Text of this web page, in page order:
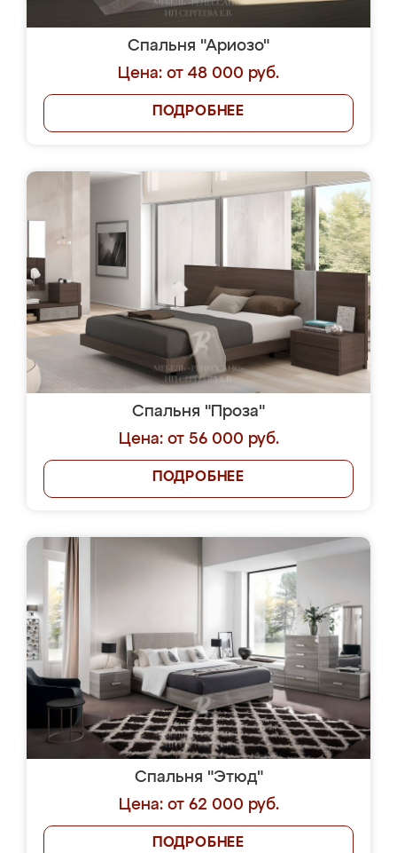
Спальня "Ариозо"
Цена: от 48 000 руб.
ПОДРОБНЕЕ
Спальня "Проза"
Цена: от 56 000 руб.
ПОДРОБНЕЕ
Спальня "Этюд"
Цена: от 62 000 руб.
ПОДРОБНЕЕ